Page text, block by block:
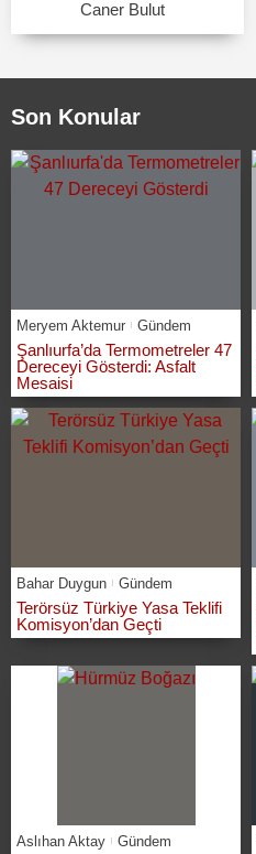
Caner Bulut
Son Konular
Meryem Aktemur Gündem
Şanlıurfa’da Termometreler 47
Dereceyi Gösterdi: Asfalt
Mesaisi
Bahar Duygun Gündem
Terörsüz Türkiye Yasa Teklifi
Komisyon’dan Geçti
Aslıhan Aktay Gündem